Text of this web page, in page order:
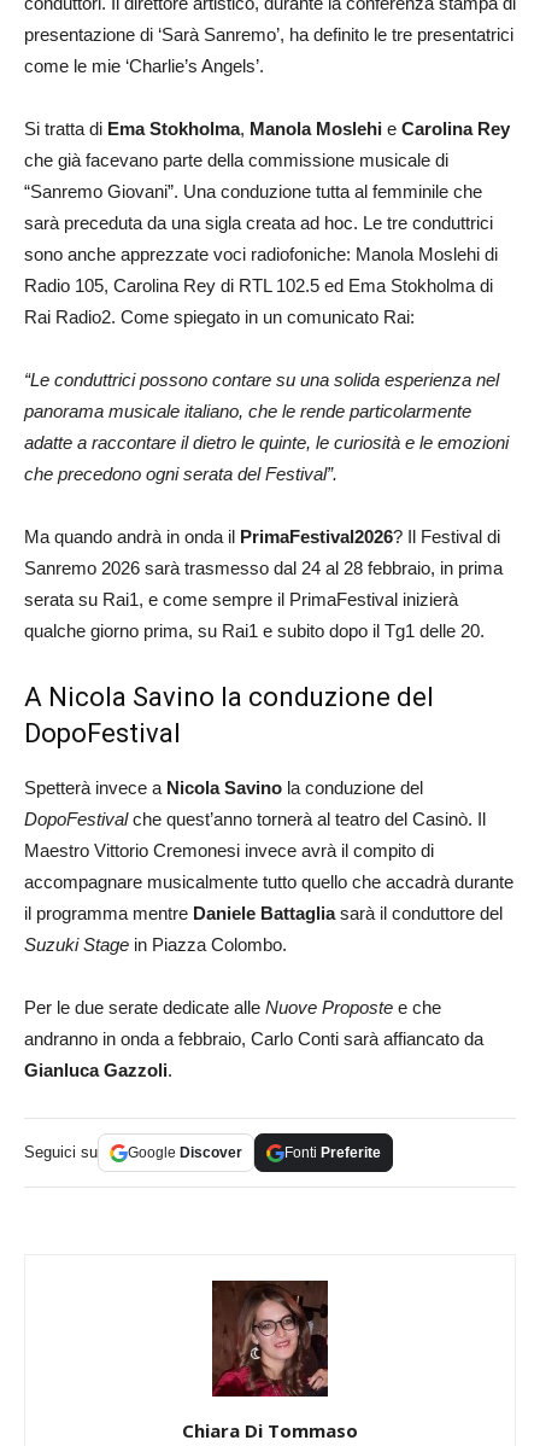
presentazione di ‘Sarà Sanremo’, ha definito le tre presentatrici
come le mie ‘Charlie’s Angels’.
Si tratta di Ema Stokholma, Manola Moslehi e Carolina Rey
che già facevano parte della commissione musicale di
“Sanremo Giovani”. Una conduzione tutta al femminile che
sarà preceduta da una sigla creata ad hoc. Le tre conduttrici
sono anche apprezzate voci radiofoniche: Manola Moslehi di
Radio 105, Carolina Rey di RTL 102.5 ed Ema Stokholma di
Rai Radio2. Come spiegato in un comunicato Rai:
“Le conduttrici possono contare su una solida esperienza nel
panorama musicale italiano, che le rende particolarmente
adatte a raccontare il dietro le quinte, le curiosità e le emozioni
che precedono ogni serata del Festival”.
Ma quando andrà in onda il PrimaFestival2026? Il Festival di
Sanremo 2026 sarà trasmesso dal 24 al 28 febbraio, in prima
serata su Rai1, e come sempre il PrimaFestival inizierà
qualche giorno prima, su Rai1 e subito dopo il Tg1 delle 20.
A Nicola Savino la conduzione del
DopoFestival
Spetterà invece a Nicola Savino la conduzione del
DopoFestivalche quest’anno tornerà al teatro del Casinò. Il
Maestro Vittorio Cremonesi invece avrà il compito di
accompagnare musicalmente tutto quello che accadrà durante
il programma mentre Daniele Battagliasarà il conduttore del
Suzuki Stage in Piazza Colombo.
Per le due serate dedicate alle Nuove Proposte e che
andranno in onda a febbraio, Carlo Conti sarà affiancato da
Gianluca Gazzoli.
Seguici su Google Discover Fonti Preferite
Chiara Di Tommaso